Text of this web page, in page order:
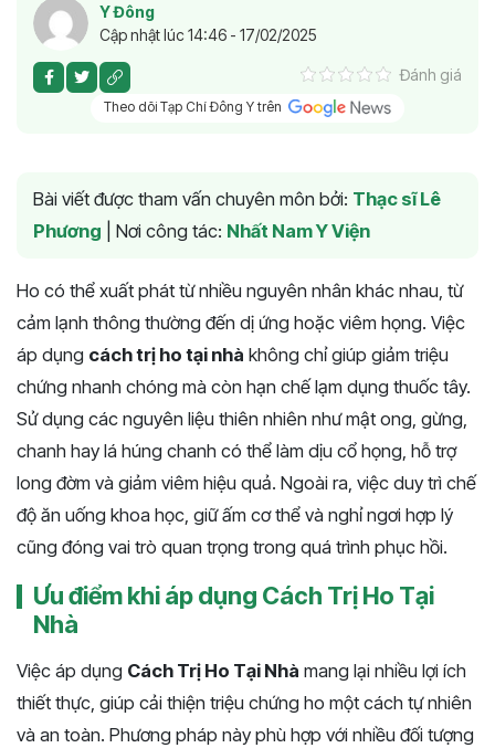
Y Đông
Cập nhật lúc 14:46 - 17/02/2025
Đánh giá
Theo dõi Tạp Chí Đông Y trên
Bài viết được tham vấn chuyên môn bởi: Thạc sĩ Lê
Phương
Nơi công tác: Nhất Nam Y Viện
Ho có thể xuất phát từ nhiều nguyên nhân khác nhau, từ
cảm lạnh thông thường đến dị ứng hoặc viêm họng. Việc
áp dụng cách trị ho tại nhà không chỉ giúp giảm triệu
chứng nhanh chóng mà còn hạn chế lạm dụng thuốc tây.
Sử dụng các nguyên liệu thiên nhiên như mật ong, gừng,
chanh hay lá húng chanh có thể làm dịu cổ họng, hỗ trợ
long đờm và giảm viêm hiệu quả. Ngoài ra, việc duy trì chế
độ ăn uống khoa học, giữ ấm cơ thể và nghỉ ngơi hợp lý
cũng đóng vai trò quan trọng trong quá trình phục hồi.
Ưu điểm khi áp dụng Cách Trị Ho Tại
Nhà
Việc áp dụng Cách Trị Ho Tại Nhà mang lại nhiều lợi ích
thiết thực, giúp cải thiện triệu chứng ho một cách tự nhiên
và an toàn. Phương pháp này phù hợp với nhiều đối tượng